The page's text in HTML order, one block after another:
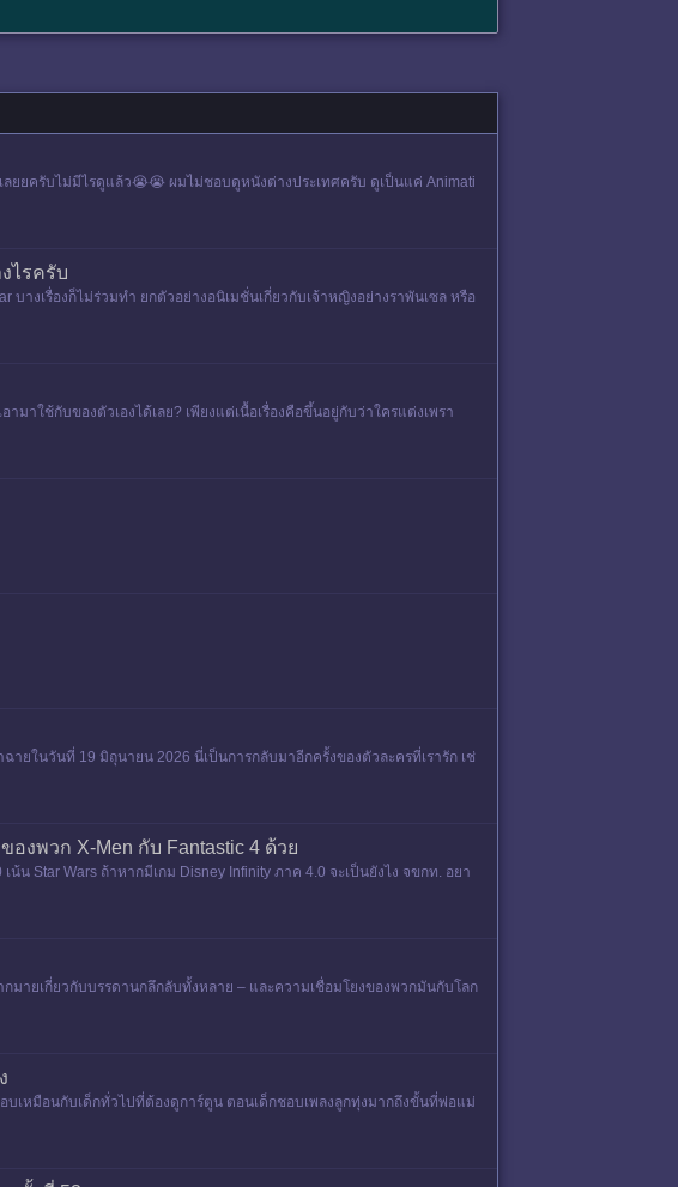
ลยยครับไม่มีไรดูแล้ว😭😭 ผมไม่ชอบดูหนังต่างประเทศครับ ดูเป็นแค่ Animati
ไรครับ
างเรื่องก็ไม่ร่วมทำ ยกตัวอย่างอนิเมชั่นเกี่ยวกับเจ้าหญิงอย่างราพันเซล หรือ
าใช้กับของตัวเองได้เลย?​ เพียงแต่เนื้อเรื่องคือขึ้นอยู่กับว่าใครแต่งเพรา
ยในวันที่ 19 มิถุนายน 2026 นี่เป็นการกลับมาอีกครั้งของตัวละครที่เรารัก เช่
องพวก X-Men กับ Fantastic 4 ด้วย
น Star Wars ถ้าหากมีเกม Disney Infinity ภาค 4.0 จะเป็นยังไง จขกท. อยา
มายเกี่ยวกับบรรดานกลึกลับทั้งหลาย – และความเชื่อมโยงของพวกมันกับโลก
บเหมือนกับเด็กทั่วไปที่ต้องดูการ์ตูน ตอนเด็กชอบเพลงลูกทุ่งมากถึงขั้นที่พ่อแม่